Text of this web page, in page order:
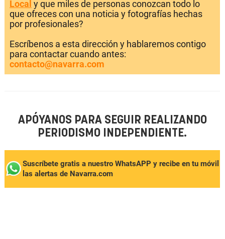
Local y que miles de personas conozcan todo lo
que ofreces con una noticia y fotografías hechas
por profesionales?
Escríbenos a esta dirección y hablaremos contigo
para contactar cuando antes:
contacto@navarra.com
APÓYANOS PARA SEGUIR REALIZANDO
PERIODISMO INDEPENDIENTE.
Suscríbete gratis a nuestro WhatsAPP y recibe en tu móvil
las alertas de Navarra.com